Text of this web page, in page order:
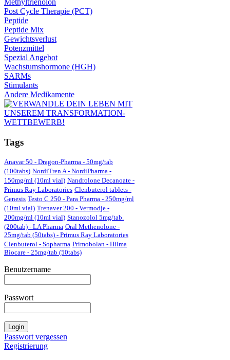
Methyltrienolon
Post Cycle Therapie (PCT)
Peptide
Peptide Mix
Gewichtsverlust
Potenzmittel
Spezial Angebot
Wachstumshormone (HGH)
SARMs
Stimulants
Andere Medikamente
Tags
Anavar 50 - Dragon-Pharma - 50mg/tab
(100tabs) NordiTren A - NordiPharma -
150mg/ml (10ml vial) Nandrolone Decanoate -
Primus Ray Laboratories Clenbuterol tablets -
Genesis Testo C 250 - Para Pharma - 250mg/ml
(10ml vial) Trenaver 200 - Vermodje -
200mg/ml (10ml vial) Stanozolol 5mg/tab.
(200tab) - LA Pharma Oral Methenolone -
25mg/tab (50tabs) - Primus Ray Laboratories
Clenbuterol - Sopharma Primobolan - Hilma
Biocare - 25mg/tab (50tabs)
Benutzername
Passwort
Passwort vergessen
Registrierung